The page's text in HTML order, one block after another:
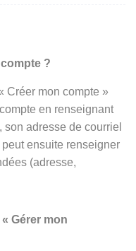
?
Créer mon compte »
en renseignant
adresse de courriel
ensuite renseigner
(adresse,
Gérer mon